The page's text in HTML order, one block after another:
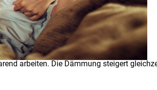
arbeiten. Die Dämmung steigert